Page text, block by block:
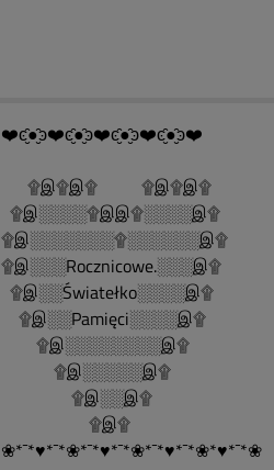
❤️ͼ̮̑●̮̑ͽ❤️ͼ̮̑●̮̑ͽ❤️ͼ̮̑●̮̑ͽ❤️ͼ̮̑●̮̑ͽ❤️
۩இ۩இ۩ ۩இ۩இ۩
۩இ░░░░۩இஇ۩░░░░இ۩
۩இ░░░░░░░۩░░░░░░இ۩
۩இ░░░Rocznicowe.░░░இ۩
۩இ░░Światełko░░░░இ۩
۩இ░░Pamięci░░░░இ۩
۩இ░░░░░░░░இ۩
۩இ░░░░░இ۩
۩இ░░இ۩
۩இ۩
❀*¯*♥*¯*❀*¯*♥*¯*❀*¯*♥*¯*❀*♥*¯*❀